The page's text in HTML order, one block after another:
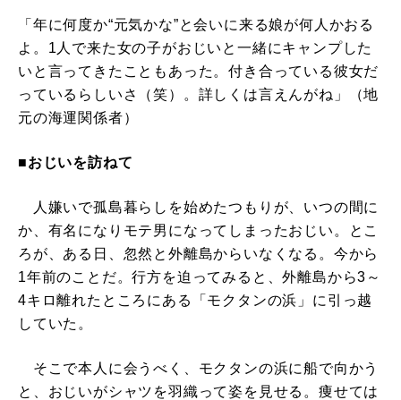
「年に何度か“元気かな”と会いに来る娘が何人かおる
よ。1人で来た女の子がおじいと一緒にキャンプした
いと言ってきたこともあった。付き合っている彼女だ
っているらしいさ（笑）。詳しくは言えんがね」（地
元の海運関係者）
■おじいを訪ねて
人嫌いで孤島暮らしを始めたつもりが、いつの間に
か、有名になりモテ男になってしまったおじい。とこ
ろが、ある日、忽然と外離島からいなくなる。今から
1年前のことだ。行方を迫ってみると、外離島から3～
4キロ離れたところにある「モクタンの浜」に引っ越
していた。
そこで本人に会うべく、モクタンの浜に船で向かう
と、おじいがシャツを羽織って姿を見せる。痩せては